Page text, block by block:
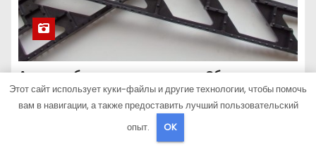
Антипробуксовочные траки: Обзор и
Преимущества
Pristroykin_
Этот сайт использует куки-файлы и другие технологии, чтобы помочь
вам в навигации, а также предоставить лучший пользовательский
опыт.
OK